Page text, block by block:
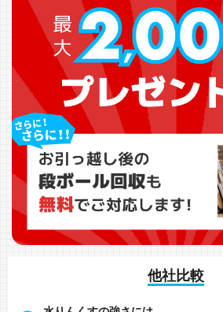
他社比較